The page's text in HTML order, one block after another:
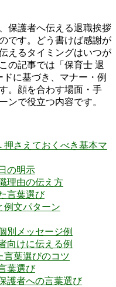
保護者へ伝える退職挨拶
です。どう書けば感謝が
えるタイミングはいつが
の記事では「保育士 退
に基づき、マナー・例
。顔を合わす場面・手
ンで役立つ内容です。
押さえておくべき基本マ
の明示
理由の伝え方
言葉選び
例文パターン
別メッセージ例
向けに伝える例
言葉選びのコツ
葉選び
護者への言葉選び